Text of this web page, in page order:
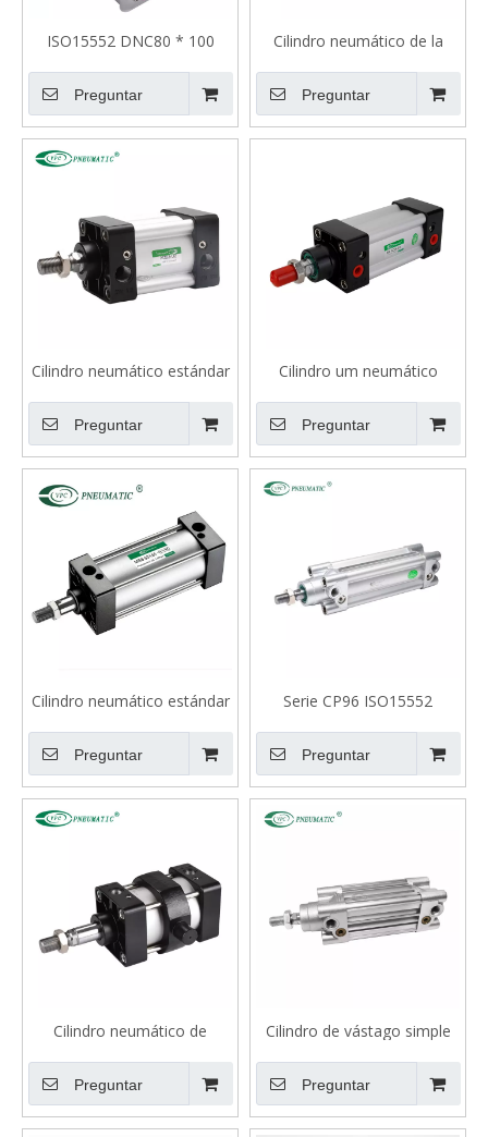
ISO15552 DNC80 * 100
de doble actuación
Preguntar
Cilindro neumático de la
la serie SC
Preguntar
Cilindro neumático estándar
Preguntar
Cilindro um neumático
Preguntar
Cilindro neumático estándar
Preguntar
Serie CP96 ISO15552
Preguntar
Cilindro neumático de
Preguntar
Cilindro de vástago simple
serie CP96S(D) ISO 15552
Preguntar